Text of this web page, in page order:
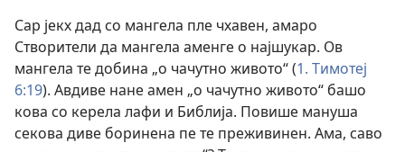
Сар јекх дад со мангела пле чхавен, амаро
Створители да мангела аменге о најшукар. Ов
мангела те добина „о чачутно живото“ (1. Тимотеј
6:19). Авдиве нане амен „о чачутно живото“ башо
кова со керела лафи и Библија. Повише мануша
секова диве боринена пе те преживинен. Ама, саво